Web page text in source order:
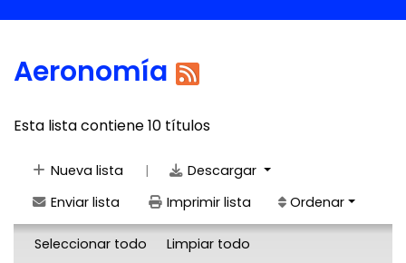
Aeronomía
Esta lista contiene 10 títulos
Nueva lista |
Descargar
Enviar lista
Imprimir lista Ordenar
Seleccionar todo
Limpiar todo